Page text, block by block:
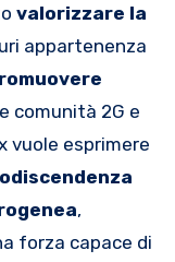
valorizzare la
appartenenza
comunità 2G e
vuole esprimere
,
forza capace di